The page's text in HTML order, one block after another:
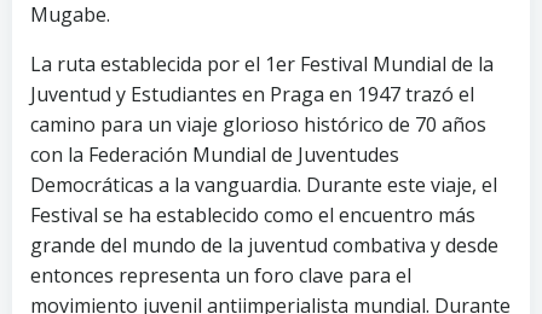
Mugabe.
La ruta establecida por el 1er Festival Mundial de la
Juventud y Estudiantes en Praga en 1947 trazó el
camino para un viaje glorioso histórico de 70 años
con la Federación Mundial de Juventudes
Democráticas a la vanguardia. Durante este viaje, el
Festival se ha establecido como el encuentro más
grande del mundo de la juventud combativa y desde
entonces representa un foro clave para el
movimiento juvenil antiimperialista mundial. Durante